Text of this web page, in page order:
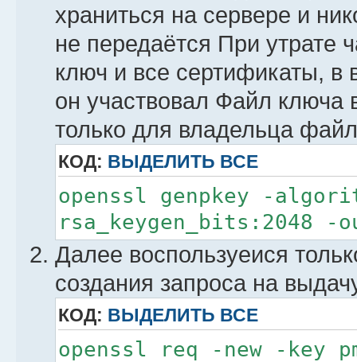
храниться на сервере и
не передаётся При утрате
ключ и все сертификаты, в
он участвовал Файл ключа
только для владельца
КОД: ВЫДЕЛИТЬ ВСЕ
openssl genpkey -
rsa_keygen_bits:2048 -
Далее воспользуеися
создания запроса на
КОД: ВЫДЕЛИТЬ ВСЕ
openssl req -new -key